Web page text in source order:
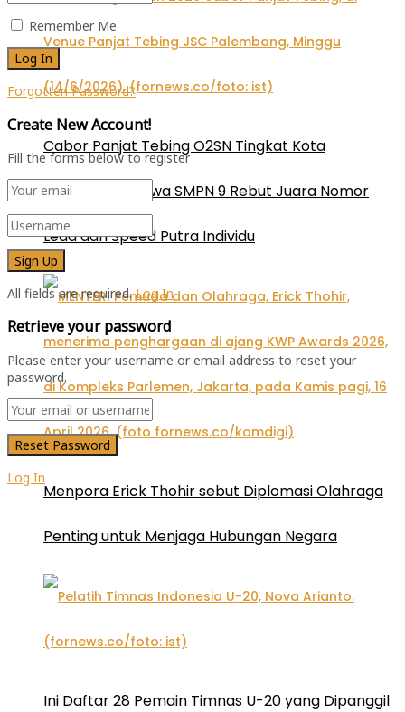
Cabor Panjat Tebing O2SN Tingkat Kota
Palembang, Siswa SMPN 9 Rebut Juara Nomor
Lead dan Speed Putra Individu
Menpora Erick Thohir sebut Diplomasi Olahraga
Penting untuk Menjaga Hubungan Negara
Ini Daftar 28 Pemain Timnas U-20 yang Dipanggil
Remember Me
Forgotten Password?
Create New Account!
Fill the forms below to register
All fields are required. Log In
Retrieve your password
Please enter your username or email address to reset your
password.
Log In